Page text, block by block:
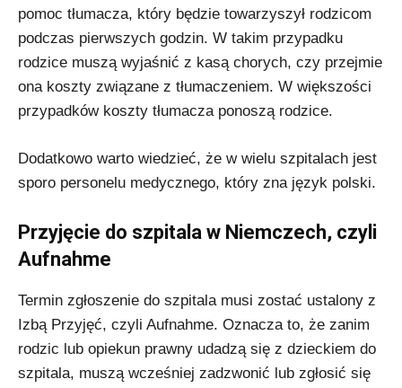
pomoc tłumacza, który będzie towarzyszył rodzicom
podczas pierwszych godzin. W takim przypadku
rodzice muszą wyjaśnić z kasą chorych, czy przejmie
ona koszty związane z tłumaczeniem. W większości
przypadków koszty tłumacza ponoszą rodzice.
Dodatkowo warto wiedzieć, że w wielu szpitalach jest
sporo personelu medycznego, który zna język polski.
Przyjęcie do szpitala w Niemczech, czyli
Aufnahme
Termin zgłoszenie do szpitala musi zostać ustalony z
Izbą Przyjęć, czyli Aufnahme. Oznacza to, że zanim
rodzic lub opiekun prawny udadzą się z dzieckiem do
szpitala, muszą wcześniej zadzwonić lub zgłosić się